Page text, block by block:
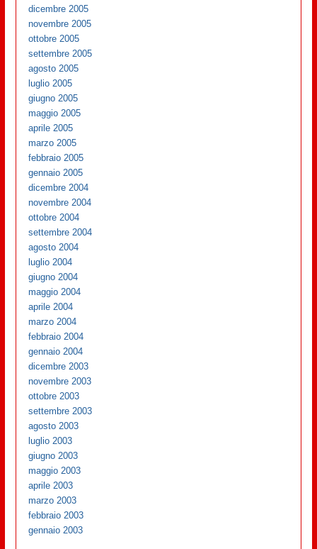
dicembre 2005
novembre 2005
ottobre 2005
settembre 2005
agosto 2005
luglio 2005
giugno 2005
maggio 2005
aprile 2005
marzo 2005
febbraio 2005
gennaio 2005
dicembre 2004
novembre 2004
ottobre 2004
settembre 2004
agosto 2004
luglio 2004
giugno 2004
maggio 2004
aprile 2004
marzo 2004
febbraio 2004
gennaio 2004
dicembre 2003
novembre 2003
ottobre 2003
settembre 2003
agosto 2003
luglio 2003
giugno 2003
maggio 2003
aprile 2003
marzo 2003
febbraio 2003
gennaio 2003